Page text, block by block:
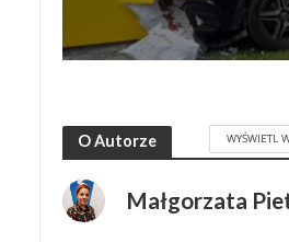
O Autorze WYŚWIETL
Małgorzata